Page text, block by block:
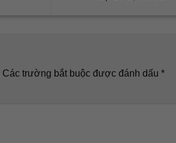
Các trường bắt buộc được đánh dấu *